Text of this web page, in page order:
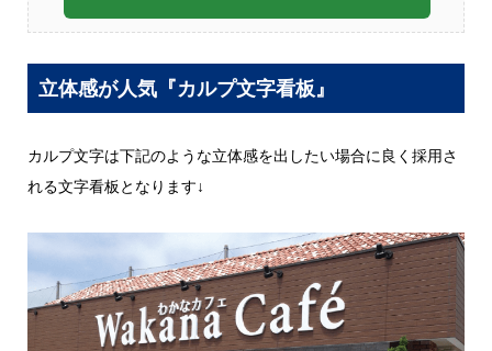
立体感が人気『カルプ文字看板』
カルプ文字は下記のような立体感を出したい場合に良く採用さ
れる文字看板となります↓